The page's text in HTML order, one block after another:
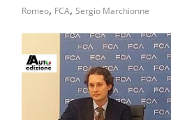
Romeo, FCA, Sergio Marchionne